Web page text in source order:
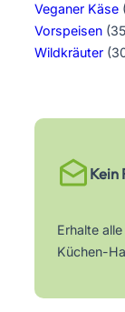
Veganer Käse
Vorspeisen
Wildkräuter
Kein
Erhalte
Küchen-